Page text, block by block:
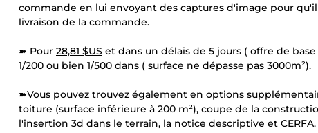
commande en lui envoyant des captures d'image pour
livraison de la commande.
➽ Pour 28,81 $US et dans un délais de 5 jours ( offre de
1/200 ou bien 1/500 dans ( surface ne dépasse pas 3000m²).
➽Vous pouvez trouvez également en options
toiture (surface inférieure à 200 m²), coupe de la
l'insertion 3d dans le terrain, la notice descriptive et CERFA.